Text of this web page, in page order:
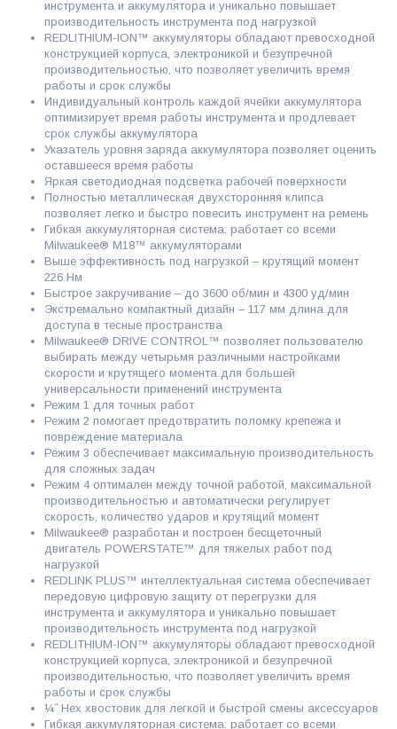
инструмента и аккумулятора и уникально повышает
производительность инструмента под нагрузкой
REDLITHIUM-ION™ аккумуляторы обладают превосходной
конструкцией корпуса, электроникой и безупречной
производительностью, что позволяет увеличить время
работы и срок службы
Индивидуальный контроль каждой ячейки аккумулятора
оптимизирует время работы инструмента и продлевает
срок службы аккумулятора
Указатель уровня заряда аккумулятора позволяет оценить
оставшееся время работы
Яркая светодиодная подсветка рабочей поверхности
Полностью металлическая двухсторонняя клипса
позволяет легко и быстро повесить инструмент на ремень
Гибкая аккумуляторная система: работает со всеми
Milwaukee® M18™ аккумуляторами
Выше эффективность под нагрузкой – крутящий момент
226 Нм
Быстрое закручивание – до 3600 об/мин и 4300 уд/мин
Экстремально компактный дизайн – 117 мм длина для
доступа в тесные пространства
Milwaukee® DRIVE CONTROL™ позволяет пользователю
выбирать между четырьмя различными настройками
скорости и крутящего момента для большей
универсальности применений инструмента
Режим 1 для точных работ
Режим 2 помогает предотвратить поломку крепежа и
повреждение материала
Режим 3 обеспечивает максимальную производительность
для сложных задач
Режим 4 оптимален между точной работой, максимальной
производительностью и автоматически регулирует
скорость, количество ударов и крутящий момент
Milwaukee® разработан и построен бесщеточный
двигатель POWERSTATE™ для тяжелых работ под
нагрузкой
REDLINK PLUS™ интеллектуальная система обеспечивает
передовую цифровую защиту от перегрузки для
инструмента и аккумулятора и уникально повышает
производительность инструмента под нагрузкой
REDLITHIUM-ION™ аккумуляторы обладают превосходной
конструкцией корпуса, электроникой и безупречной
производительностью, что позволяет увеличить время
работы и срок службы
¼˝ Hex хвостовик для легкой и быстрой смены аксессуаров
Гибкая аккумуляторная система: работает со всеми